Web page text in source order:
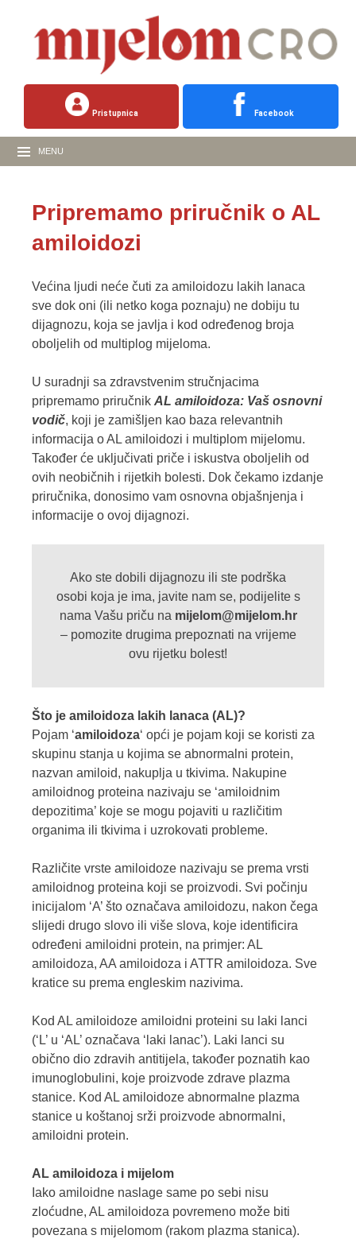
Pristupnica Facebook
MENU
Pripremamo priručnik o AL
amiloidozi
Većina ljudi neće čuti za amiloidozu lakih lanaca
sve dok oni (ili netko koga poznaju) ne dobiju tu
dijagnozu, koja se javlja i kod određenog broja
oboljelih od multiplog mijeloma.
U suradnji sa zdravstvenim stručnjacima
pripremamo priručnik AL amiloidoza: Vaš osnovni
vodič, koji je zamišljen kao baza relevantnih
informacija o AL amiloidozi i multiplom mijelomu.
Također će uključivati priče i iskustva oboljelih od
ovih neobičnih i rijetkih bolesti. Dok čekamo izdanje
priručnika, donosimo vam osnovna objašnjenja i
informacije o ovoj dijagnozi.
Ako ste dobili dijagnozu ili ste podrška
osobi koja je ima, javite nam se, podijelite s
nama Vašu priču na mijelom@mijelom.hr
– pomozite drugima prepoznati na vrijeme
ovu rijetku bolest!
Što je amiloidoza lakih lanaca (AL)?
Pojam ‘amiloidoza‘ opći je pojam koji se koristi za
skupinu stanja u kojima se abnormalni protein,
nazvan amiloid, nakuplja u tkivima. Nakupine
amiloidnog proteina nazivaju se ‘amiloidnim
depozitima’ koje se mogu pojaviti u različitim
organima ili tkivima i uzrokovati probleme.
Različite vrste amiloidoze nazivaju se prema vrsti
amiloidnog proteina koji se proizvodi. Svi počinju
inicijalom ‘A’ što označava amiloidozu, nakon čega
slijedi drugo slovo ili više slova, koje identificira
određeni amiloidni protein, na primjer: AL
amiloidoza, AA amiloidoza i ATTR amiloidoza. Sve
kratice su prema engleskim nazivima.
Kod AL amiloidoze amiloidni proteini su laki lanci
(‘L’ u ‘AL’ označava ‘laki lanac’). Laki lanci su
obično dio zdravih antitijela, također poznatih kao
imunoglobulini, koje proizvode zdrave plazma
stanice. Kod AL amiloidoze abnormalne plazma
stanice u koštanoj srži proizvode abnormalni,
amiloidni protein.
AL amiloidoza i mijelom
Iako amiloidne naslage same po sebi nisu
zloćudne, AL amiloidoza povremeno može biti
povezana s mijelomom (rakom plazma stanica).